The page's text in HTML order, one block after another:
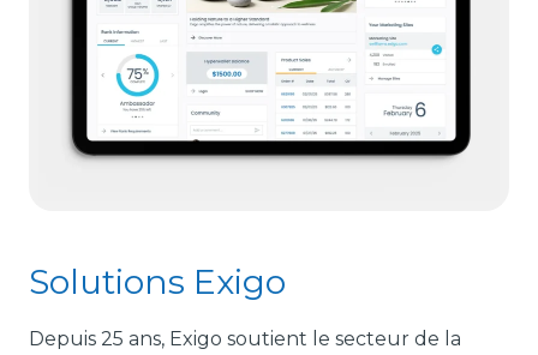
Solutions Exigo
Depuis 25 ans, Exigo soutient le secteur de la